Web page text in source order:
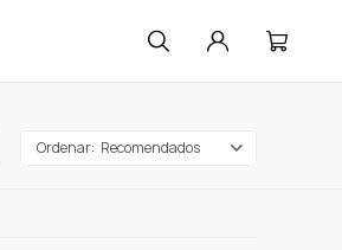
Recomendados